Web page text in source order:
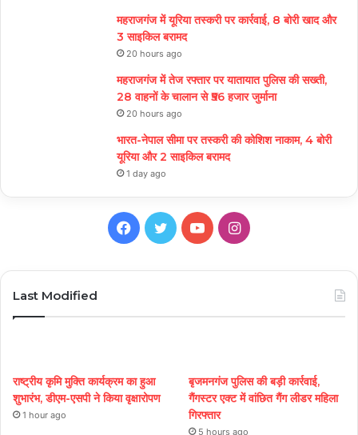
महराजगंज में यूरिया तस्करी पर कार्रवाई, 8 बोरी खाद और
3 साइकिल बरामद
20 hours ago
महराजगंज में तेज रफ्तार पर यातायात पुलिस की सख्ती,
28 वाहनों के चालान से ₹56 हजार जुर्माना
20 hours ago
भारत-नेपाल सीमा पर तस्करी की कोशिश नाकाम, 4 बोरी
यूरिया और 2 साइकिल बरामद
1 day ago
Facebook
TwitterYouTubeInstagram
Last Modified
राष्ट्रीय कृमि मुक्ति कार्यक्रम का हुआ
शुभारंभ, डीएम-एसपी ने किया वृक्षारोपण
1 hour ago
बृजमनगंज पुलिस की बड़ी कार्रवाई,
गैंगस्टर एक्ट में वांछित गैंग लीडर महिला
गिरफ्तार
5 hours ago